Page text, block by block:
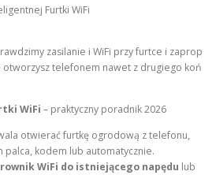
Furtki WiFi
zasilanie i WiFi przy furtce i zaprop
telefonem nawet z drugiego koń
WiFi – praktyczny poradnik 2026
otwierać furtkę ogrodową z telefonu,
kodem lub automatycznie.
WiFi do istniejącego napędu lub